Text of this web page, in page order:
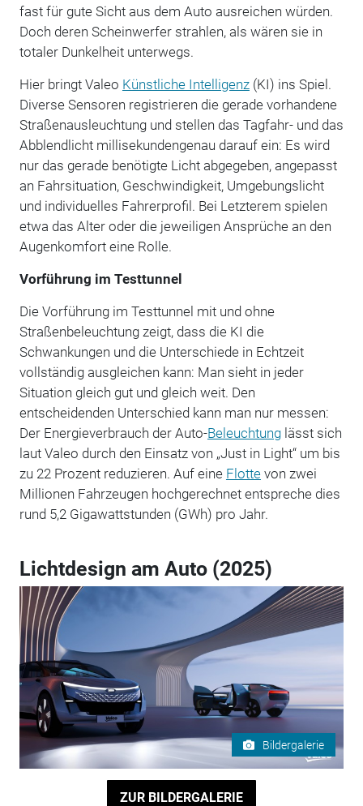
fast für gute Sicht aus dem Auto ausreichen würden.
Doch deren Scheinwerfer strahlen, als wären sie in
totaler Dunkelheit unterwegs.
Hier bringt Valeo Künstliche Intelligenz(KI) ins Spiel.
Diverse Sensoren registrieren die gerade vorhandene
Straßenausleuchtung und stellen das Tagfahr- und das
Abblendlicht millisekundengenau darauf ein: Es wird
nur das gerade benötigte Licht abgegeben, angepasst
an Fahrsituation, Geschwindigkeit, Umgebungslicht
und individuelles Fahrerprofil. Bei Letzterem spielen
etwa das Alter oder die jeweiligen Ansprüche an den
Augenkomfort eine Rolle.
Vorführung im Testtunnel
Die Vorführung im Testtunnel mit und ohne
Straßenbeleuchtung zeigt, dass die KI die
Schwankungen und die Unterschiede in Echtzeit
vollständig ausgleichen kann: Man sieht in jeder
Situation gleich gut und gleich weit. Den
entscheidenden Unterschied kann man nur messen:
Der Energieverbrauch der Auto-Beleuchtunglässt sich
laut Valeo durch den Einsatz von „Just in Light“ um bis
zu 22 Prozent reduzieren. Auf eine Flottevon zwei
Millionen Fahrzeugen hochgerechnet entspreche dies
rund 5,2 Gigawattstunden (GWh) pro Jahr.
Lichtdesign am Auto (2025)
Bildergalerie
ZUR BILDERGALERIE